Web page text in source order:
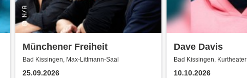
Münchener Freiheit
Bad Kissingen, Max-Littmann-Saal
25.09.2026
Dave Davis
Bad Kissingen, Kurtheater
10.10.2026